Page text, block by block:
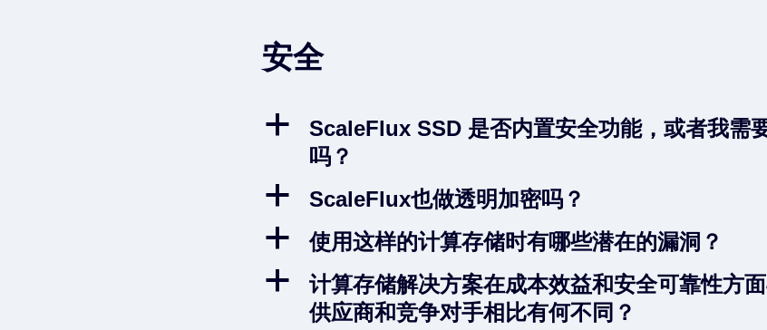
安全
a
ScaleFlux SSD 是否内置安全功能，或者我需
吗？
a ScaleFlux也做透明加密吗？
a 使用这样的计算存储时有哪些潜在的漏洞？
a
计算存储解决方案在成本效益和安全可靠性方
供应商和竞争对手相比有何不同？